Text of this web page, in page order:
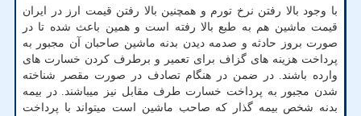
با وجود بالا رفتن نرخ تورم و همچنین بالا رفتن قیمت ارز در ایران
قیمت ماشین هم به طبع بالا رفته است و همین باعث شده تا در
صورت بروز حادثه و صدمه دیدن بدنه ماشین صاحبان آن مجبور به
پرداخت هزینه های گزاف برای تعمیر و برطرف کردن خسارت های
وارده باشند. در ضمن در هنگام تصادف در صورت مقصر شناخته
شدن مجبور به پرداخت خسارت طرف مقابل نیز میباشند. در بیمه
بدنه شخص بیمه گذار که صاحب ماشین است میتواند با پرداخت